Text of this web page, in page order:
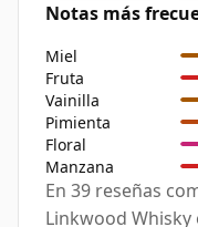
Notas más
Miel
Fruta
Vainilla
Pimienta
Floral
Manzana
En 39 reseñas
Linkwood